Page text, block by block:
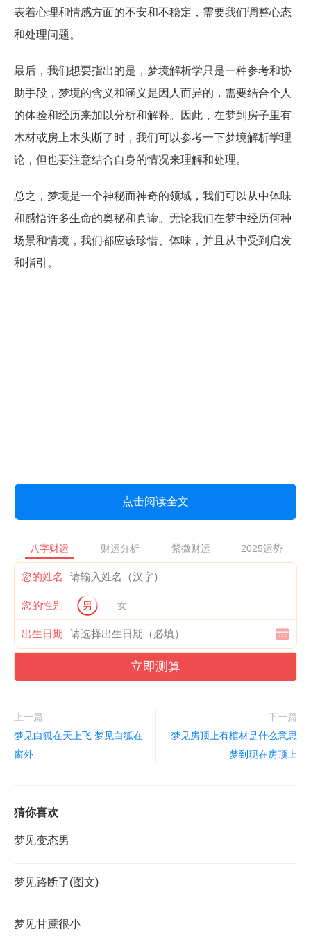
表着心理和情感方面的不安和不稳定，需要我们调整心态
和处理问题。
最后，我们想要指出的是，梦境解析学只是一种参考和协
助手段，梦境的含义和涵义是因人而异的，需要结合个人
的体验和经历来加以分析和解释。因此，在梦到房子里有
木材或房上木头断了时，我们可以参考一下梦境解析学理
论，但也要注意结合自身的情况来理解和处理。
总之，梦境是一个神秘而神奇的领域，我们可以从中体味
和感悟许多生命的奥秘和真谛。无论我们在梦中经历何种
场景和情境，我们都应该珍惜、体味，并且从中受到启发
和指引。
点击阅读全文
八字财运 财运分析 紫微财运 2025运势
您的姓名
您的性别 男 女
出生日期
立即测算
上一篇
梦见白狐在天上飞 梦见白狐在
窗外
下一篇
梦见房顶上有棺材是什么意思
梦到现在房顶上
猜你喜欢
梦见变态男
梦见路断了(图文)
梦见甘蔗很小